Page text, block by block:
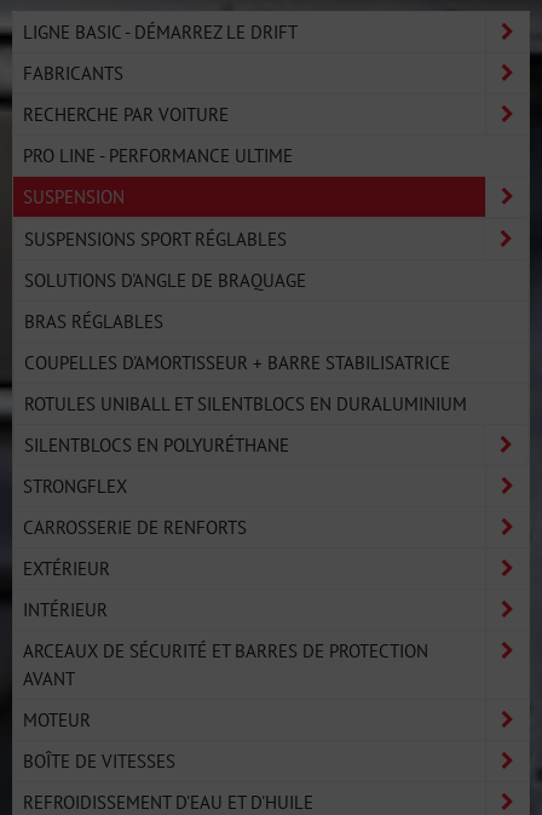
LIGNE BASIC - DÉMARREZ LE DRIFT
FABRICANTS
RECHERCHE PAR VOITURE
PRO LINE - PERFORMANCE ULTIME
SUSPENSION
SUSPENSIONS SPORT RÉGLABLES
SOLUTIONS D'ANGLE DE BRAQUAGE
BRAS RÉGLABLES
COUPELLES D'AMORTISSEUR + BARRE STABILISATRICE
ROTULES UNIBALL ET SILENTBLOCS EN DURALUMINIUM
SILENTBLOCS EN POLYURÉTHANE
STRONGFLEX
CARROSSERIE DE RENFORTS
EXTÉRIEUR
INTÉRIEUR
ARCEAUX DE SÉCURITÉ ET BARRES DE PROTECTION
AVANT
MOTEUR
BOÎTE DE VITESSES
REFROIDISSEMENT D'EAU ET D'HUILE